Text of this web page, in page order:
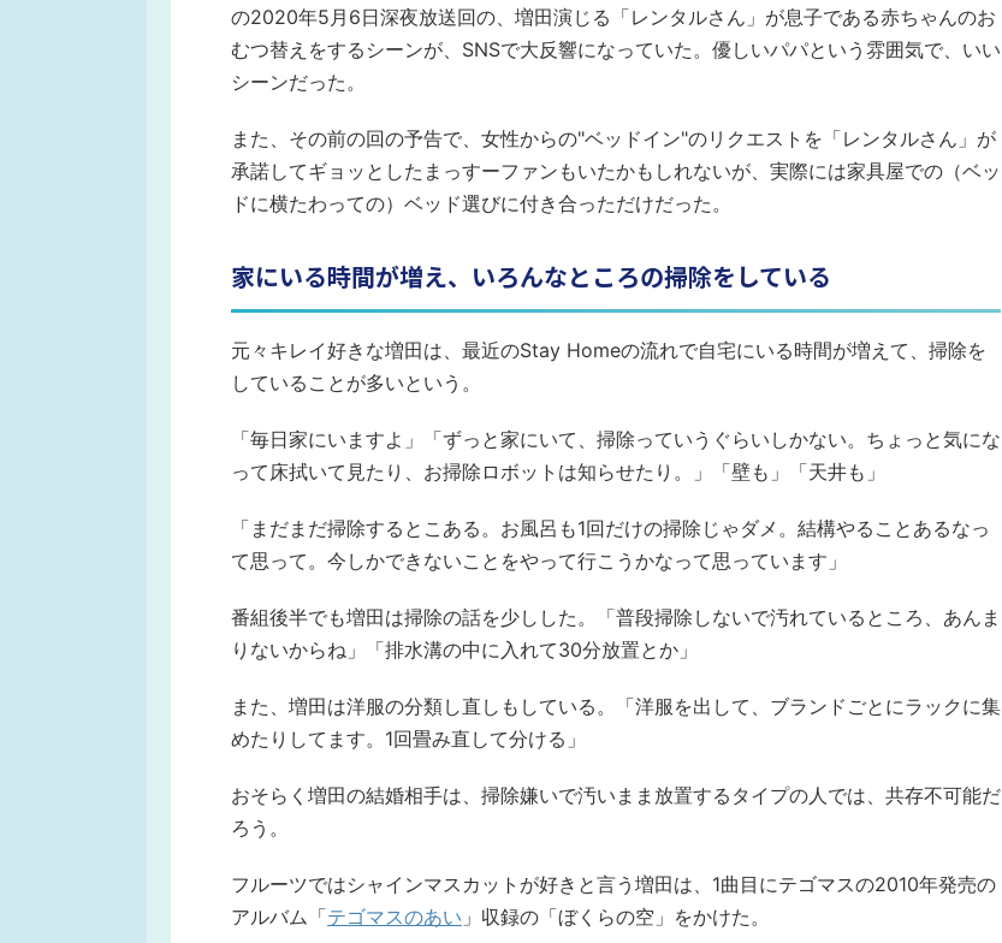
の2020年5月6日深夜放送回の、増田演じる「レンタルさん」が息子である赤ちゃんのお
むつ替えをするシーンが、SNSで大反響になっていた。優しいパパという雰囲気で、いい
シーンだった。
また、その前の回の予告で、女性からの"ベッドイン"のリクエストを「レンタルさん」が
承諾してギョッとしたまっすーファンもいたかもしれないが、実際には家具屋での（ベッ
ドに横たわっての）ベッド選びに付き合っただけだった。
家にいる時間が増え、いろんなところの掃除をしている
元々キレイ好きな増田は、最近のStay Homeの流れで自宅にいる時間が増えて、掃除を
していることが多いという。
「毎日家にいますよ」「ずっと家にいて、掃除っていうぐらいしかない。ちょっと気にな
って床拭いて見たり、お掃除ロボットは知らせたり。」「壁も」「天井も」
「まだまだ掃除するとこある。お風呂も1回だけの掃除じゃダメ。結構やることあるなっ
て思って。今しかできないことをやって行こうかなって思っています」
番組後半でも増田は掃除の話を少しした。「普段掃除しないで汚れているところ、あんま
りないからね」「排水溝の中に入れて30分放置とか」
また、増田は洋服の分類し直しもしている。「洋服を出して、ブランドごとにラックに集
めたりしてます。1回畳み直して分ける」
おそらく増田の結婚相手は、掃除嫌いで汚いまま放置するタイプの人では、共存不可能だ
ろう。
フルーツではシャインマスカットが好きと言う増田は、1曲目にテゴマスの2010年発売の
アルバム「テゴマスのあい 」収録の「ぼくらの空」をかけた。